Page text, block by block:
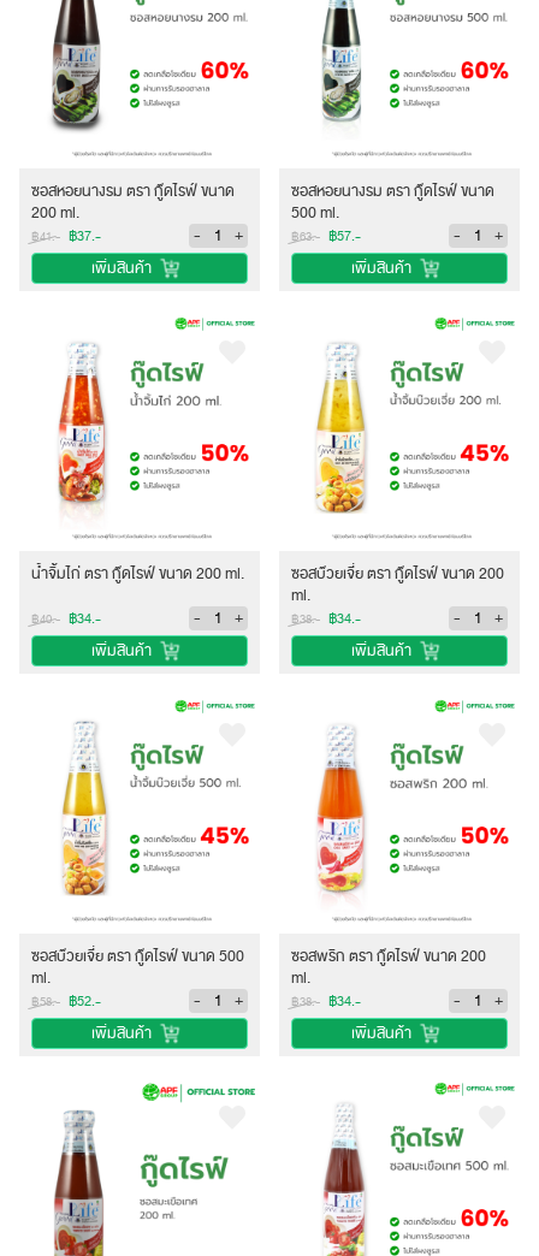
ซอสหอยนางรม ตรา กู๊ดไรฟ์ ขนาด
200 ml.
฿41.- ฿37.- -
+
เพิ่มสินค้า
ซอสหอยนางรม ตรา กู๊ดไรฟ์ ขนาด
500 ml.
฿63.- ฿57.- -
+
เพิ่มสินค้า
น้ำจิ้มไก่ ตรา กู๊ดไรฟ์ ขนาด 200 ml.
฿40.- ฿34.- -
+
เพิ่มสินค้า
ซอสบ๊วยเจี่ย ตรา กู๊ดไรฟ์ ขนาด 200
ml.
฿38.- ฿34.- -
+
เพิ่มสินค้า
ซอสบ๊วยเจี่ย ตรา กู๊ดไรฟ์ ขนาด 500
ml.
฿58.- ฿52.- -
+
เพิ่มสินค้า
ซอสพริก ตรา กู๊ดไรฟ์ ขนาด 200
ml.
฿38.- ฿34.- -
+
เพิ่มสินค้า